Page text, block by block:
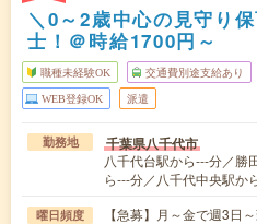
＼0～2歳中心の見守り
士！＠時給1700円～
職種未経験OK 交通費別途支給あり
WEB登録OK 派遣
勤務地 千葉県八千代市
八千代台駅から---分／勝
ら---分／八千代中央駅か
曜日頻度 【急募】月～金で週3日